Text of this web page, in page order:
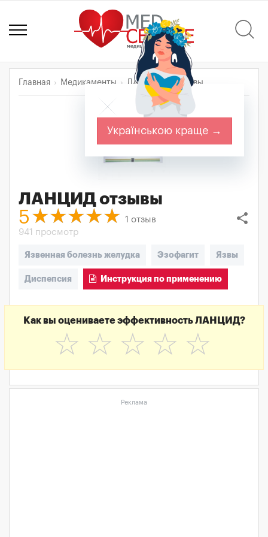
Главная Медикаменты ЛАНЦИД Отзывы
ЛАНЦИДотзывы
share
5 1 отзыв
941 просмотр
Язвенная болезнь желудка Эзофагит Язвы
Диспепсия Инструкция по применению
Как вы оцениваете эффективность ЛАНЦИД?
☆
☆
☆
☆
☆
Реклама
Українською краще →